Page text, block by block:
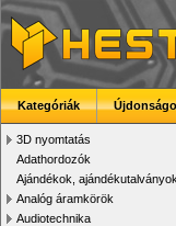
Kategóriák
3D nyomtatás
Adathordozók
Ajándékok, ajándékutalványok
Analóg áramkörök
Audiotechnika